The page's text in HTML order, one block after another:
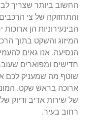
החשוב ביותר שצריך
והתחזוקה של צי
הבינעירוניות הן
המיזוג והשקט בתוך
הנסיעה. אנו גאים
חדישים ומפוארים
שוטף מה שמעניק לכם
ארוכה בראש שקט.
של שירות אדיב ודיוק
רחוב בעיר.